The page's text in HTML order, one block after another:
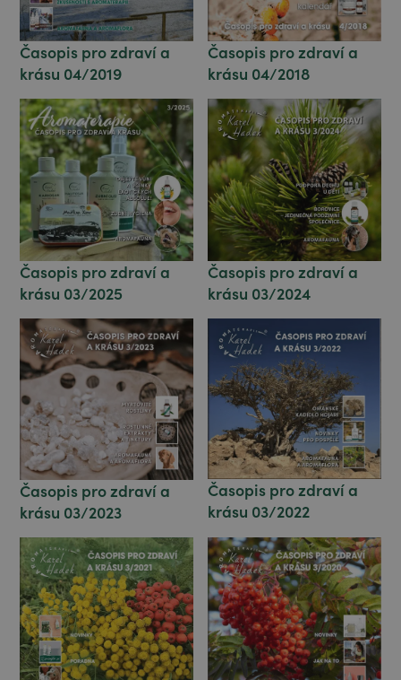
Časopis pro zdraví a
krásu 04/2019
Časopis pro zdraví a
krásu 04/2018
Časopis pro zdraví a
krásu 03/2025
Časopis pro zdraví a
krásu 03/2024
Časopis pro zdraví a
krásu 03/2023
Časopis pro zdraví a
krásu 03/2022